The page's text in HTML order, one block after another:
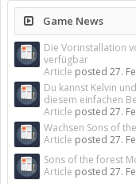
Game News
Die Vorinstallation
verfügbar
Article posted 27.
Du kannst Kelvin
diesem einfachen
Article posted 27.
Wachsen Sons of
Article posted 27.
Sons of the forest
Article posted 27.